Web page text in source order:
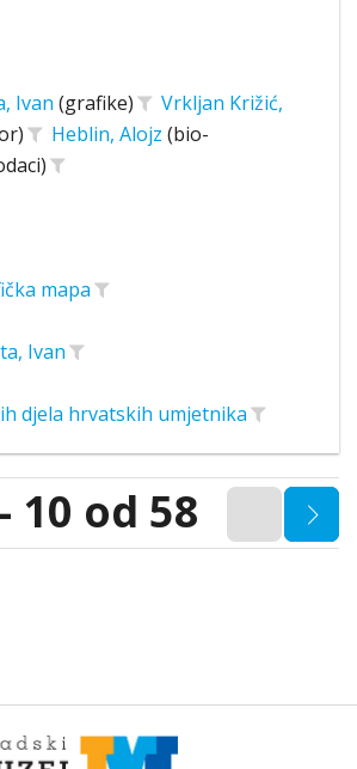
Ivan (grafike)
Vrkljan Križić,
Heblin, Alojz (bio-
mapa
Ivan
djela hrvatskih umjetnika
10 od 58